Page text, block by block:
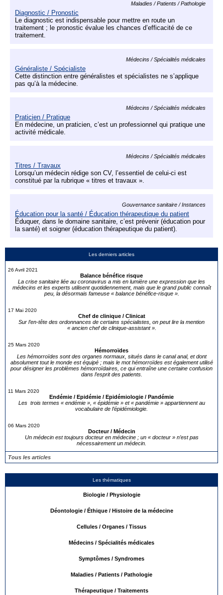
Les derniers articles
26 Avril 2021
Balance bénéfice risque
La crise sanitaire liée au coronavirus a mis en lumière une expression que les
médecins et les experts utilisent quotidiennement, mais que le grand public connaît
peu, la désormais fameuse « balance bénéfice-risque ».
17 Mai 2020
Chef de clinique / Clinicat
Sur l’en-tête des ordonnances de certains spécialistes, on peut lire la mention
« ancien chef de clinique-assistant ».
25 Mars 2020
Hémorroïdes
Les hémorroïdes sont des organes normaux, situés dans le canal anal, et dont
absolument tout le monde est équipé ; mais le mot hémorroïdes est également utilisé
pour désigner les problèmes hémorroïdaires, ce qui entraîne une certaine confusion
dans l’esprit des patients.
11 Mars 2020
Endémie / Epidémie / Epidémiologie / Pandémie
Les trois termes « endémie », « épidémie » et « pandémie » appartiennent au
vocabulaire de l’épidémiologie.
06 Mars 2020
Docteur / Médecin
Un médecin est toujours docteur en médecine ; un « docteur » n’est pas
nécessairement un médecin.
Tous les articles
Les thématiques
Biologie / Physiologie
Déontologie / Éthique / Histoire de la médecine
Cellules / Organes / Tissus
Médecins / Spécialités médicales
Symptômes / Syndromes
Maladies / Patients / Pathologie
Thérapeutique / Traitements
Maladies / Patients / Pathologie
Diagnostic / Pronostic
Le diagnostic est indispensable pour mettre en route un
traitement ; le pronostic évalue les chances d’efficacité de ce
traitement.
Médecins / Spécialités médicales
Généraliste / Spécialiste
Cette distinction entre généralistes et spécialistes ne s’applique
pas qu’à la médecine.
Médecins / Spécialités médicales
Praticien / Pratique
En médecine, un praticien, c’est un professionnel qui pratique une
activité médicale.
Médecins / Spécialités médicales
Titres / Travaux
Lorsqu’un médecin rédige son CV, l’essentiel de celui-ci est
constitué par la rubrique « titres et travaux ».
Gouvernance sanitaire / Instances
Éducation pour la santé / Éducation thérapeutique du patient
Éduquer, dans le domaine sanitaire, c’est prévenir (éducation pour
la santé) et soigner (éducation thérapeutique du patient).